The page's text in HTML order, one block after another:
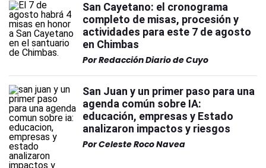
San Cayetano: el cronograma
completo de misas, procesión y
actividades para este 7 de agosto
en Chimbas
PorRedacción Diario de Cuyo
San Juan y un primer paso para una
agenda común sobre IA:
educación, empresas y Estado
analizaron impactos y riesgos
PorCeleste Roco Navea